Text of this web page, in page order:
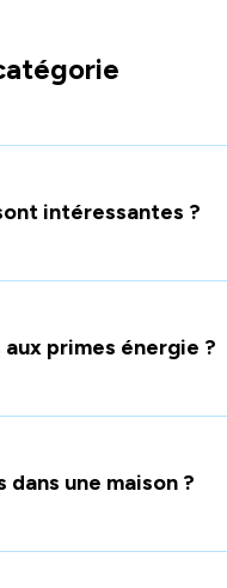
intéressantes ?
primes énergie ?
dans une maison ?